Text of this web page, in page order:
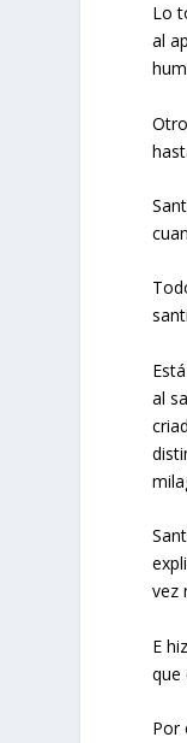
Lo
al
al
vez
E
que
Por